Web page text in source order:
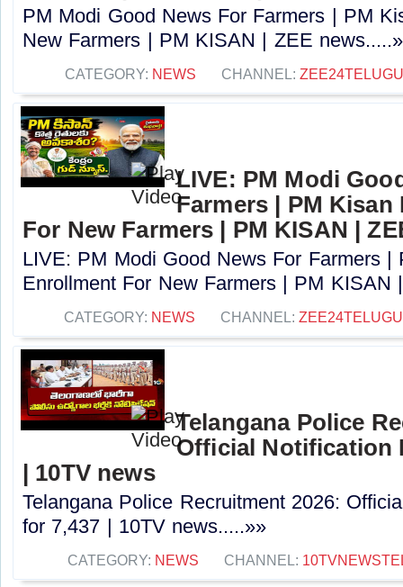
PM Modi Good News For Farmers | PM
New Farmers | PM KISAN | ZEE
CATEGORY: NEWS CHANNEL:
LIVE: PM Modi
Farmers | PM
For New Farmers | PM KISAN |
LIVE: PM Modi Good News For Farmers |
Enrollment For New Farmers | PM KISAN
CATEGORY: NEWS CHANNEL:
Telangana Police
Official Notification
| 10TV news
Telangana Police Recruitment 2026:
for 7,437 | 10TV news.....»»
CATEGORY: NEWS CHANNEL: